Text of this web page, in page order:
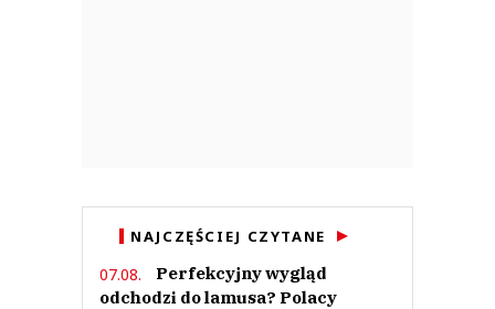
NAJCZĘŚCIEJ CZYTANE
07.08.
Perfekcyjny wygląd
odchodzi do lamusa? Polacy